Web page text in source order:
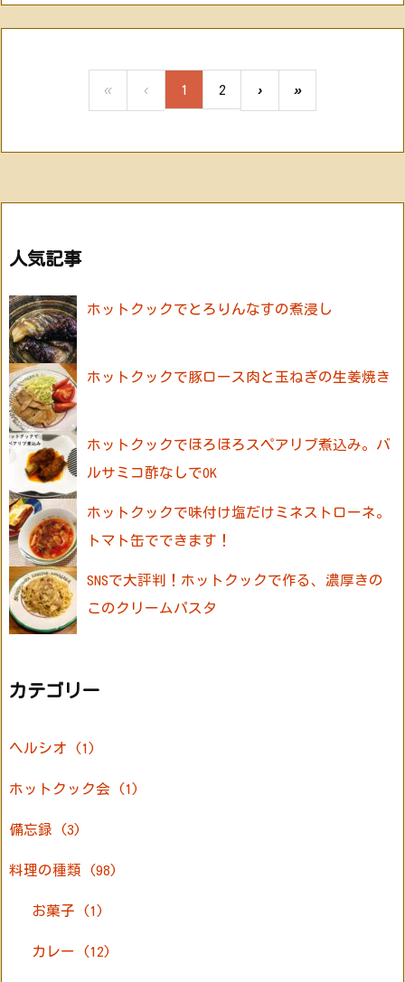
« ‹ 1 2 › »
人気記事
ホットクックでとろりんなすの煮浸し
ホットクックで豚ロース肉と玉ねぎの生姜焼き
ホットクックでほろほろスペアリブ煮込み。バ
ルサミコ酢なしでOK
ホットクックで味付け塩だけミネストローネ。
トマト缶でできます！
SNSで大評判！ホットクックで作る、濃厚きの
このクリームパスタ
カテゴリー
ヘルシオ (1)
ホットクック会 (1)
備忘録 (3)
料理の種類 (98)
お菓子 (1)
カレー (12)